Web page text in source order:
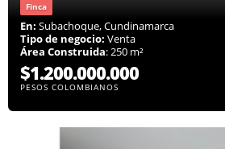
Finca
En: Subachoque, Cundinamarca
Tipo de negocio: Venta
Área Construida: 250 m²
$1.200.000.000
PESOS COLOMBIANOS